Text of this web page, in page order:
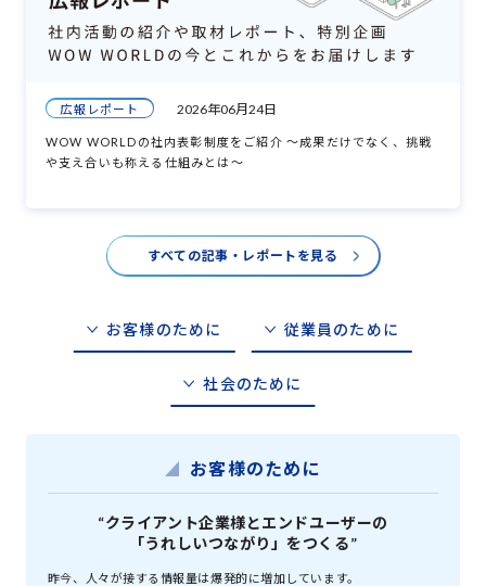
広報レポート 2026年06月24日
WOW WORLDの社内表彰制度をご紹介 ～成果だけでなく、挑戦
や支え合いも称える仕組みとは～
すべての記事・レポートを見る
お客様のために 従業員のために
社会のために
お客様のために
“クライアント企業様とエンドユーザーの
「うれしいつながり」をつくる”
昨今、人々が接する情報量は爆発的に増加しています。